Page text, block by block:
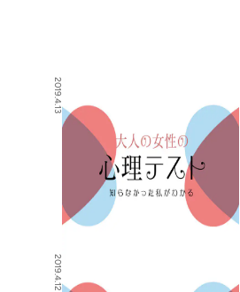
2019.4.13
2019.4.12